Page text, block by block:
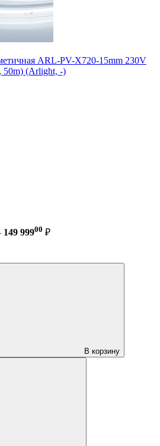
ARL-PV-X720-15mm 230V
50m) (Arlight, -)
149 99900 ₽
В корзину